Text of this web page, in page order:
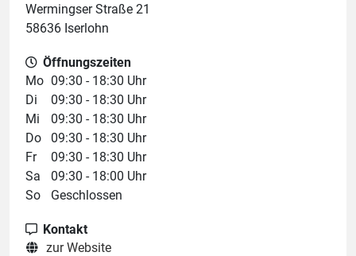
Wermingser Straße 21
58636 Iserlohn
Öffnungszeiten
Mo 09:30 - 18:30 Uhr
Di
09:30 - 18:30 Uhr
Mi
09:30 - 18:30 Uhr
Do
09:30 - 18:30 Uhr
Fr
09:30 - 18:30 Uhr
Sa
09:30 - 18:00 Uhr
So
Geschlossen
Kontakt
zur Website